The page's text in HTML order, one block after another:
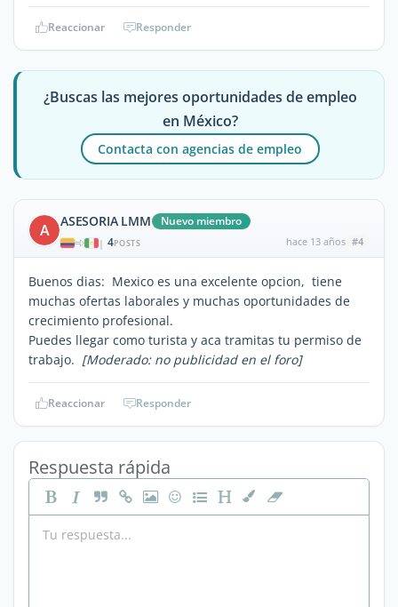
Reaccionar Responder
¿Buscas las mejores oportunidades de empleo
en México?
Contacta con agencias de empleo
A ASESORIA LMM Nuevo miembro
| 4POSTS hace 13 años #4
Buenos dias: Mexico es una excelente opcion, tiene
muchas ofertas laborales y muchas oportunidades de
crecimiento profesional.
Puedes llegar como turista y aca tramitas tu permiso de
trabajo. [Moderado: no publicidad en el foro]
Reaccionar Responder
Respuesta rápida